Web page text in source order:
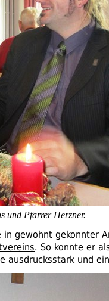
und Pfarrer Herzner.
gewohnt gekonnter
. So konnte er
ausdrucksstark und